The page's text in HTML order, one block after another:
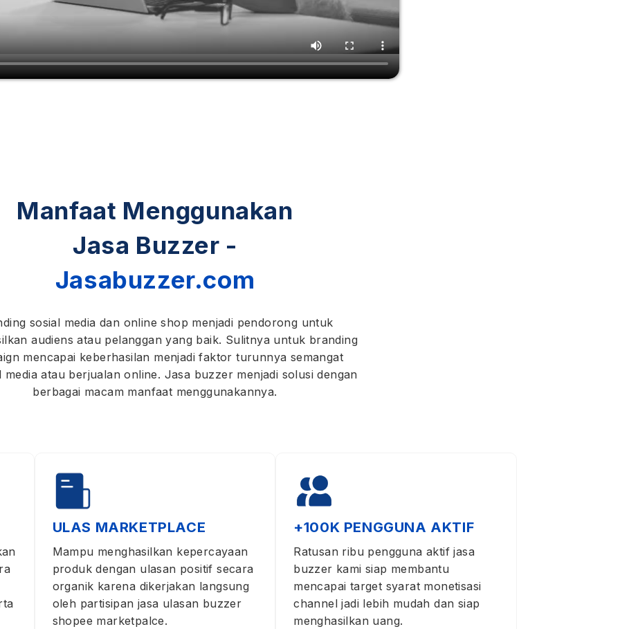
Manfaat Menggunakan
Jasa Buzzer -
Jasabuzzer.com
sosial media dan online shop menjadi pendorong untuk
audiens atau pelanggan yang baik. Sulitnya untuk branding
mencapai keberhasilan menjadi faktor turunnya semangat
media atau berjualan online. Jasa buzzer menjadi solusi dengan
berbagai macam manfaat menggunakannya.
ULAS MARKETPLACE
Mampu menghasilkan kepercayaan
produk dengan ulasan positif secara
organik karena dikerjakan langsung
oleh partisipan jasa ulasan buzzer
shopee marketpalce.
+100K PENGGUNA AKTIF
Ratusan ribu pengguna aktif jasa
buzzer kami siap membantu
mencapai target syarat monetisasi
channel jadi lebih mudah dan siap
menghasilkan uang.